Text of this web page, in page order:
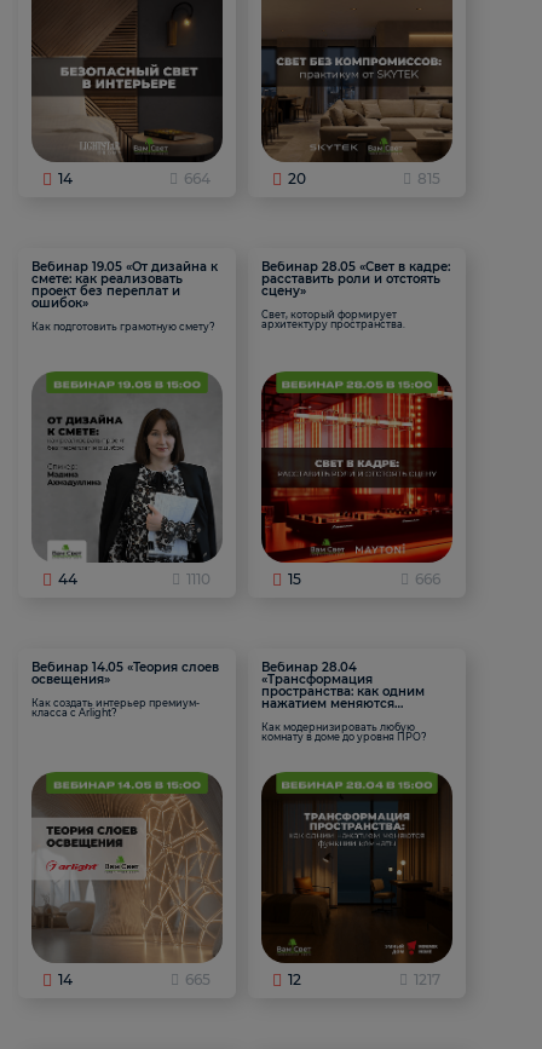
14 664 20 815
Вебинар 19.05 «От дизайна к
смете: как реализовать
проект без переплат и
ошибок»
Как подготовить грамотную смету?
44 1110
Вебинар 28.05 «Свет в кадре:
расставить роли и отстоять
сцену»
Свет, который формирует
архитектуру пространства.
15 666
Вебинар 14.05 «Теория слоев
освещения»
Как создать интерьер премиум-
класса с Arlight?
14 665
Вебинар 28.04
«Трансформация
пространства: как одним
нажатием меняются
Как модернизировать любую
комнату в доме до уровня ПРО?
12 1217